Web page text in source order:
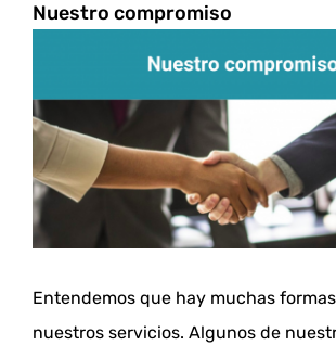
Nuestro compromiso
Entendemos que hay muchas
nuestros servicios. Algunos de